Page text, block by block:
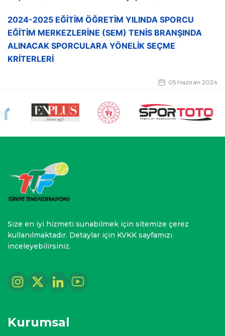
2024-2025 EĞİTİM ÖĞRETİM YILINDA SPORCU
EĞİTİM MERKEZLERİNE (SEM) TENİS BRANŞINDA
ALINACAK SPORCULARA YÖNELİK SEÇME
KRİTERLERİ
05 Haziran 2024
Size en iyi hizmeti sunabilmek için sitemize çerez
kullanılmaktadır. Detaylar için KVKK sayfamızı
inceleyebilirsiniz.
Kurumsal